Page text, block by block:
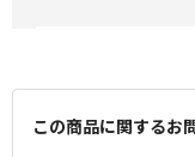
この商品に関するお